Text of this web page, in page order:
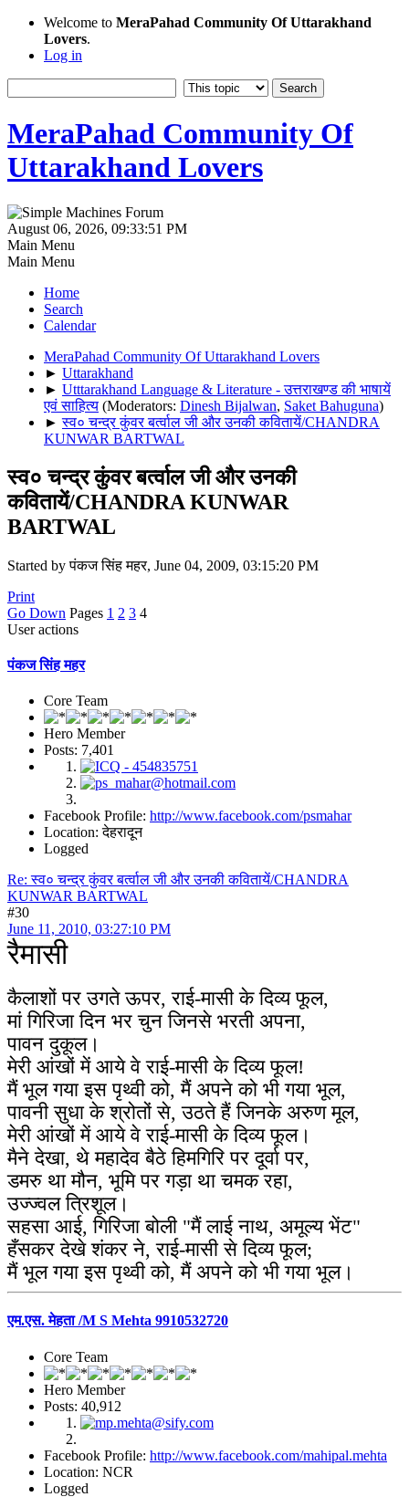
Welcome to MeraPahad Community Of Uttarakhand
Lovers.
Log in
MeraPahad Community Of
Uttarakhand Lovers
August 06, 2026, 09:33:51 PM
Main Menu
Main Menu
Home
Search
Calendar
MeraPahad Community Of Uttarakhand Lovers
► Uttarakhand
► Utttarakhand Language & Literature - उत्तराखण्ड की भाषायें
एवं साहित्य (Moderators: Dinesh Bijalwan, Saket Bahuguna)
►स्व० चन्द्र कुंवर बर्त्वाल जी और उनकी कवितायें/CHANDRA
KUNWAR BARTWAL
स्व० चन्द्र कुंवर बर्त्वाल जी और उनकी
कवितायें/CHANDRA KUNWAR
BARTWAL
Started by पंकज सिंह महर, June 04, 2009, 03:15:20 PM
Print
Go Down Pages 1 2 3 4
User actions
पंकज सिंह महर
Core Team
Hero Member
Posts: 7,401
Facebook Profile: http://www.facebook.com/psmahar
Location: देहरादून
Logged
Re: स्व० चन्द्र कुंवर बर्त्वाल जी और उनकी कवितायें/CHANDRA
KUNWAR BARTWAL
#30
June 11, 2010, 03:27:10 PM
रैमासी
कैलाशों पर उगते ऊपर, राई-मासी के दिव्य फूल,
मां गिरिजा दिन भर चुन जिनसे भरती अपना,
पावन दुकूल।
मेरी आंखों में आये वे राई-मासी के दिव्य फूल!
मैं भूल गया इस पृथ्वी को, मैं अपने को भी गया भूल,
पावनी सुधा के श्रोतों से, उठते हैं जिनके अरुण मूल,
मेरी आंखों में आये वे राई-मासी के दिव्य फूल।
मैने देखा, थे महादेव बैठे हिमगिरि पर दूर्वा पर,
डमरु था मौन, भूमि पर गड़ा था चमक रहा,
उज्ज्वल त्रिशूल।
सहसा आई, गिरिजा बोली "मैं लाई नाथ, अमूल्य भेंट"
हँसकर देखे शंकर ने, राई-मासी से दिव्य फूल;
मैं भूल गया इस पृथ्वी को, मैं अपने को भी गया भूल।
एम.एस. मेहता /M S Mehta 9910532720
Core Team
Hero Member
Posts: 40,912
Facebook Profile: http://www.facebook.com/mahipal.mehta
Location: NCR
Logged